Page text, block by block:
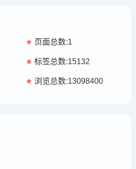
页面总数:1
标签总数:15132
浏览总数:13098400